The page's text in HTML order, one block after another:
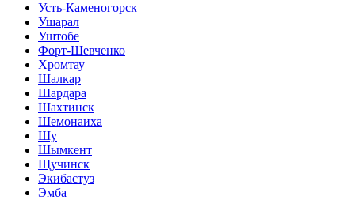
Усть-Каменогорск
Ушарал
Уштобе
Форт-Шевченко
Хромтау
Шалкар
Шардара
Шахтинск
Шемонаиха
Шу
Шымкент
Щучинск
Экибастуз
Эмба